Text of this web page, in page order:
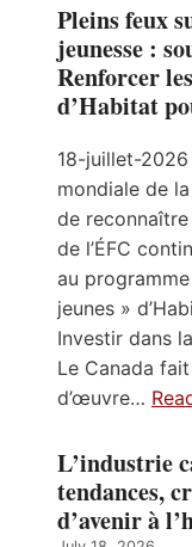
Pleins feux
jeunesse :
Renforcer
d’Habitat
18-juillet-
mondiale de la
de
de l’ÉFC
au
jeunes »
Investir dans
Le Canada
d’œuvre…
L’industrie
tendances,
d’avenir à